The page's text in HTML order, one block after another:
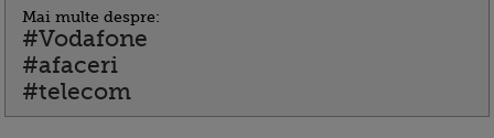
Mai multe despre:
#Vodafone
#afaceri
#telecom